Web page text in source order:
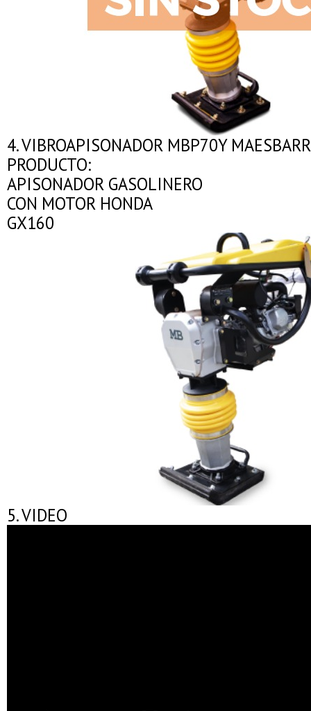
4. VIBROAPISONADOR MBP70Y MAESBARR
PRODUCTO:
APISONADOR GASOLINERO
CON MOTOR HONDA
GX160
5. VIDEO